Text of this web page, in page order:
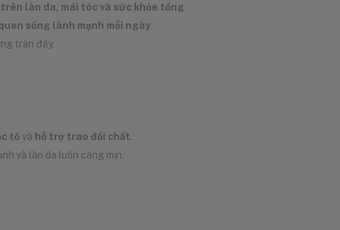
trên làn da, mái tóc và sức khỏe tổng
sống lành mạnh mỗi ngày.
tràn đầy.
tố và hỗ trợ trao đổi chất.
và làn da luôn căng mịn.